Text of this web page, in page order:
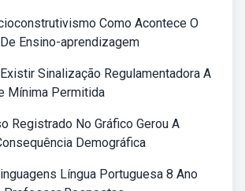
Como Acontece O
Ensino-aprendizagem
Sinalização Regulamentadora A
Mínima Permitida
Registrado No Gráfico Gerou A
Demográfica
Língua Portuguesa 8 Ano